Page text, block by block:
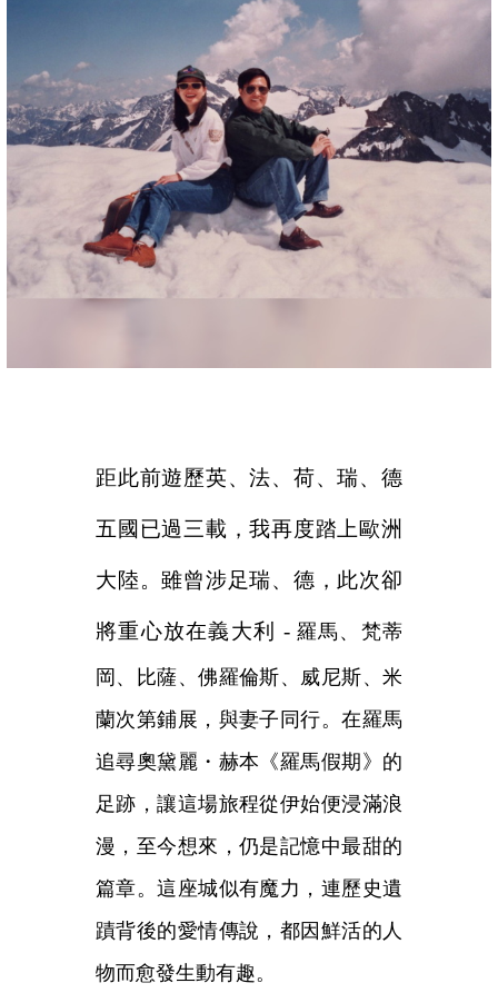
距此前遊歷英、法、荷、瑞、德
五國已過三載，我再度踏上歐洲
大陸。雖曾涉足瑞、德，此次卻
將重心放在義大利 - 羅馬、梵蒂
岡、比薩、佛羅倫斯、威尼斯、米
蘭次第鋪展，與妻子同行。在羅馬
追尋奧黛麗・赫本《羅馬假期》的
足跡，讓這場旅程從伊始便浸滿浪
漫，至今想來，仍是記憶中最甜的
篇章。這座城似有魔力，連歷史遺
蹟背後的愛情傳說，都因鮮活的人
物而愈發生動有趣。